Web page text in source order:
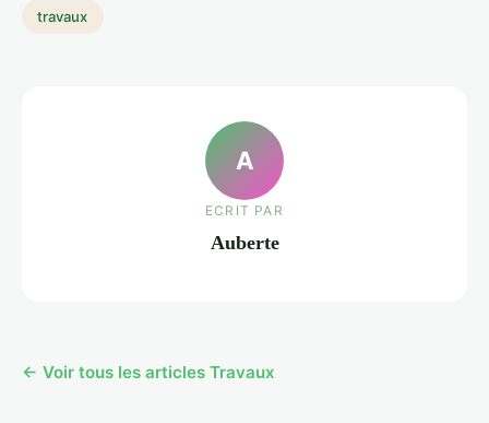
travaux
A
ECRIT PAR
Auberte
← Voir tous les articles Travaux